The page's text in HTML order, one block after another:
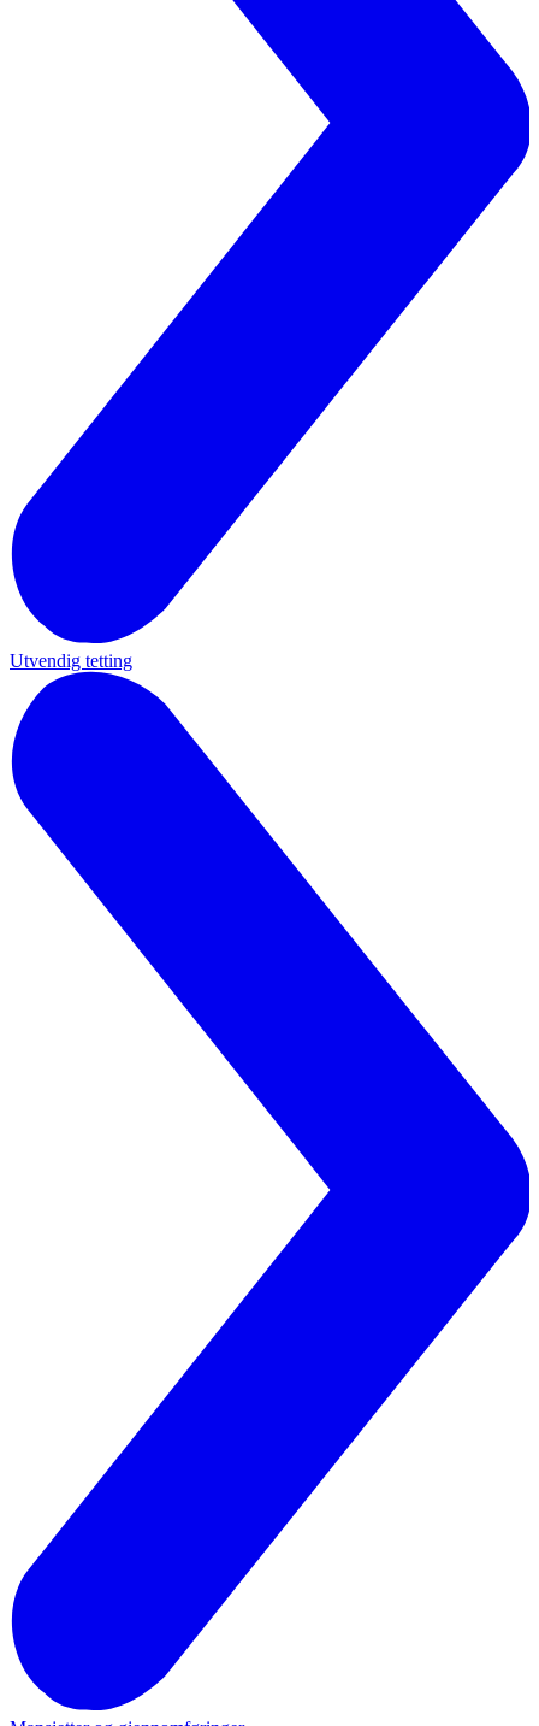
Utvendig tetting